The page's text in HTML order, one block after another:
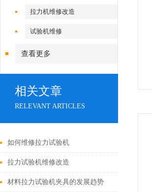
拉力机维修改造
试验机维修
查看更多
相关文章
RELEVANT ARTICLES
如何维修拉力试验机
拉力试验机维修改造
材料拉力试验机夹具的发展趋势